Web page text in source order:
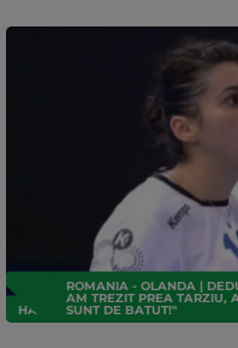
HANDBAL
ROMANIA - OLANDA |
AM TREZIT PREA TARZIU,
SUNT DE BATUT!"